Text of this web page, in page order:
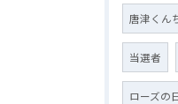
唐津くん
当選者
ローズの